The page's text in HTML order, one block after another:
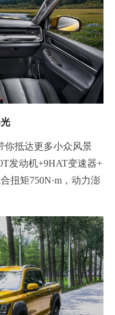
你抵达更多小众风景
发动机+9HAT变速器+
扭矩750N·m，动力澎